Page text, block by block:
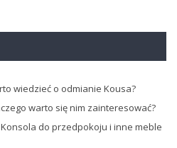
wiedzieć o odmianie Kousa?
warto się nim zainteresować?
do przedpokoju i inne meble